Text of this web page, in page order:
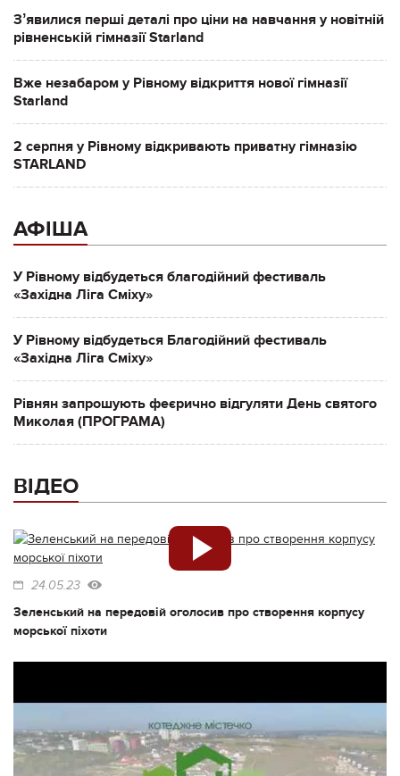
Зʼявилися перші деталі про ціни на навчання у новітній
рівненській гімназії Starland
Вже незабаром у Рівному відкриття нової гімназії
Starland
2 серпня у Рівному відкривають приватну гімназію
STARLAND
АФІША
У Рівному відбудеться благодійний фестиваль
«Західна Ліга Сміху»
У Рівному відбудеться Благодійний фестиваль
«Західна Ліга Сміху»
Рівнян запрошують феєрично відгуляти День святого
Миколая (ПРОГРАМА)
ВІДЕО
24.05.23
Зеленський на передовій оголосив про створення корпусу
морської піхоти